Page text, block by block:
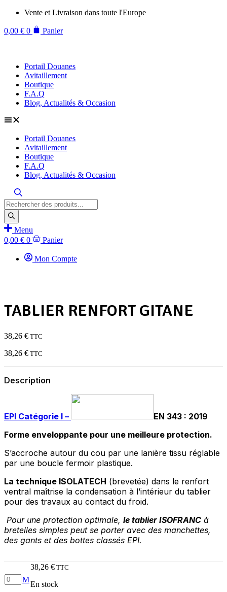
Aller
contenu
Vente et Livraison dans toute l'Europe
0,00 € 0 Panier
Portail Douanes
Avitaillement
Boutique
F.A.Q
Blog, Actualités & Occasion
Portail Douanes
Avitaillement
Boutique
F.A.Q
Blog, Actualités & Occasion
Recherche
de
produits
Menu
0,00 € 0 Panier
Mon Compte
TABLIER RENFORT GITANE
38,26 € TTC
38,26 € TTC
Description
EPI Catégorie I –
EN 343 : 2019
Forme enveloppante pour une meilleure protection.
S’accroche autour du cou par une lanière tissu réglable
par une boucle fermoir plastique.
La technique ISOLATECH (brevetée) dans le renfort
ventral maîtrise la condensation à l’intérieur du tablier
pour des travaux au contact du froid.
Pour une protection optimale, le tablier ISOFRANC à
bretelles simples peut se porter avec des manchettes,
des gants et des bottes classés EPI.
quantité
de
M
38,26 € TTC
En stock